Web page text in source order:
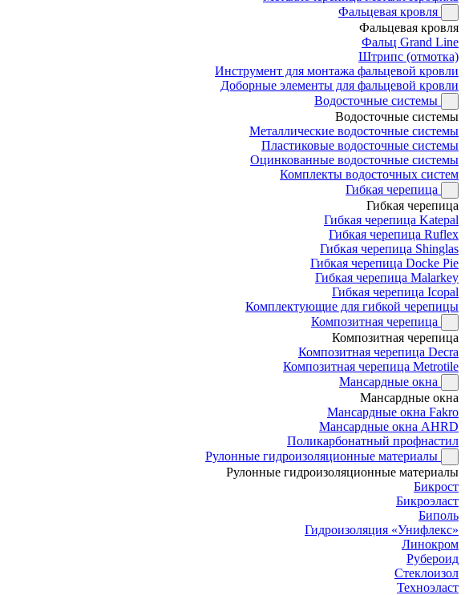
Фальцевая кровля
Фальцевая кровля
Фальц Grand Line
Штрипс (отмотка)
Инструмент для монтажа фальцевой кровли
Доборные элементы для фальцевой кровли
Водосточные системы
Водосточные системы
Металлические водосточные системы
Пластиковые водосточные системы
Оцинкованные водосточные системы
Комплекты водосточных систем
Гибкая черепица
Гибкая черепица
Гибкая черепица Katepal
Гибкая черепица Ruflex
Гибкая черепица Shinglas
Гибкая черепица Docke Pie
Гибкая черепица Malarkey
Гибкая черепица Icopal
Комплектующие для гибкой черепицы
Композитная черепица
Композитная черепица
Композитная черепица Decra
Композитная черепица Metrotile
Мансардные окна
Мансардные окна
Мансардные окна Fakro
Мансардные окна AHRD
Поликарбонатный профнастил
Рулонные гидроизоляционные материалы
Рулонные гидроизоляционные материалы
Бикрост
Бикроэласт
Биполь
Гидроизоляция «Унифлекс»
Линокром
Рубероид
Стеклоизол
Техноэласт